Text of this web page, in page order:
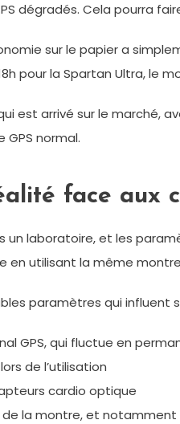
dégradés. Cela pourra
sur le papier a
pour la Spartan Ultra, le
est arrivé sur le marché,
normal.
face aux
un laboratoire, et les
en utilisant la même
paramètres qui influent
GPS, qui fluctue en
de l’utilisation
cardio optique
la montre, et